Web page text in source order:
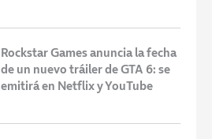
Rockstar Games anuncia la fecha
de un nuevo tráiler de GTA 6: se
emitirá en Netflix y YouTube